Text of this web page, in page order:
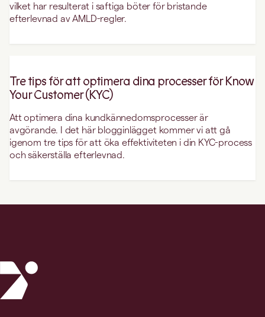
vilket har resulterat i saftiga böter för bristande
efterlevnad av AMLD-regler.
Tre tips för att optimera dina processer för Know
Your Customer (KYC)
Att optimera dina kundkännedomsprocesser är
avgörande. I det här blogginlägget kommer vi att gå
igenom tre tips för att öka effektiviteten i din KYC-process
och säkerställa efterlevnad.